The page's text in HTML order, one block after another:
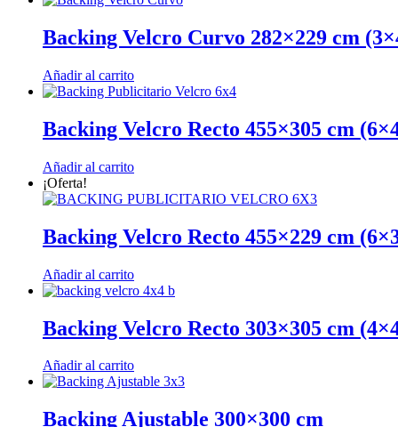
Backing Velcro Curvo 282×229 cm
Añadir al carrito
Backing Velcro Recto 455×305 cm
Añadir al carrito
¡Oferta!
Backing Velcro Recto 455×229 cm
Añadir al carrito
Backing Velcro Recto 303×305 cm
Añadir al carrito
Backing Ajustable 300×300 cm